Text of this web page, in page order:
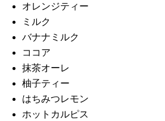
オレンジティー
ミルク
バナナミルク
ココア
抹茶オーレ
柚子ティー
はちみつレモン
ホットカルピス